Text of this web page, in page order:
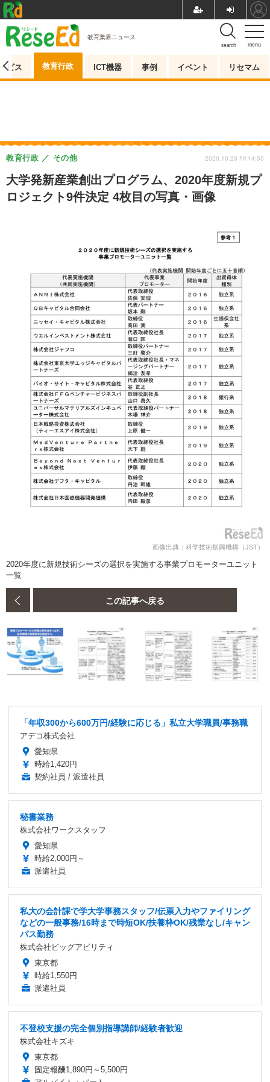
menu
search
教育業界ニュース
ビス 教育行政 ICT機器 事例 イベント リセマム
大学発新産業創出プログラム、2020年度新規プ
ロジェクト9件決定 4枚目の写真・画像
教育行政 その他 2020.10.23 Fri 14:50
画像出典：科学技術振興機構（JST）
2020年度に新規技術シーズの選択を実施する事業プロモーターユニット
一覧
この記事へ戻る
「年収300から600万円/経験に応じる」私立大学職員/事務職
アデコ株式会社
愛知県
時給1,420円
契約社員 / 派遣社員
秘書業務
株式会社ワークスタッフ
愛知県
時給2,000円～
派遣社員
私大の会計課で学大学事務スタッフ/伝票入力やファイリング
などの一般事務/16時まで時短OK/扶養枠OK/残業なし/キャン
パス勤務
株式会社ビッグアビリティ
東京都
時給1,550円
派遣社員
不登校支援の完全個別指導講師/経験者歓迎
株式会社キズキ
東京都
固定報酬1,890円～5,500円